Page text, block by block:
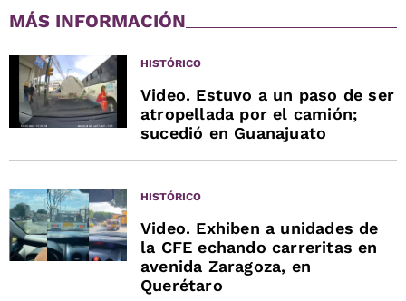
MÁS INFORMACIÓN
HISTÓRICO
Video. Estuvo a un paso de ser
atropellada por el camión;
sucedió en Guanajuato
HISTÓRICO
Video. Exhiben a unidades de
la CFE echando carreritas en
avenida Zaragoza, en
Querétaro